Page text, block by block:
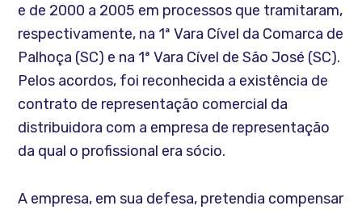
e de 2000 a 2005 em processos que tramitaram,
respectivamente, na 1ª Vara Cível da Comarca de
Palhoça (SC) e na 1ª Vara Cível de São José (SC).
Pelos acordos, foi reconhecida a existência de
contrato de representação comercial da
distribuidora com a empresa de representação
da qual o profissional era sócio.
A empresa, em sua defesa, pretendia compensar